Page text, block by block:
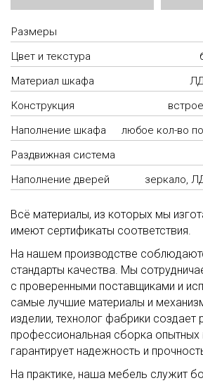
Размеры
Цвет и текстура
Материал шкафа
Конструкция
Наполнение шкафа
любое кол-во
Раздвижная система
Наполнение дверей
зеркало,
Всё материалы, из которых мы
имеют сертификаты соответствия.
На нашем производстве
стандарты качества. Мы
с проверенными поставщиками и
самые лучшие материалы и
изделии, технолог фабрики
профессиональная сборка опытных
гарантирует надежность и
На практике, наша мебель служит